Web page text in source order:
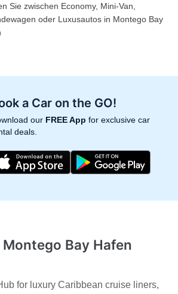
Sie zwischen Economy, Mini-Van,
oder Luxusautos in Montego Bay
a Car on the GO!
our FREE App for exclusive car
deals.
Bay Hafen
for luxury Caribbean cruise liners,